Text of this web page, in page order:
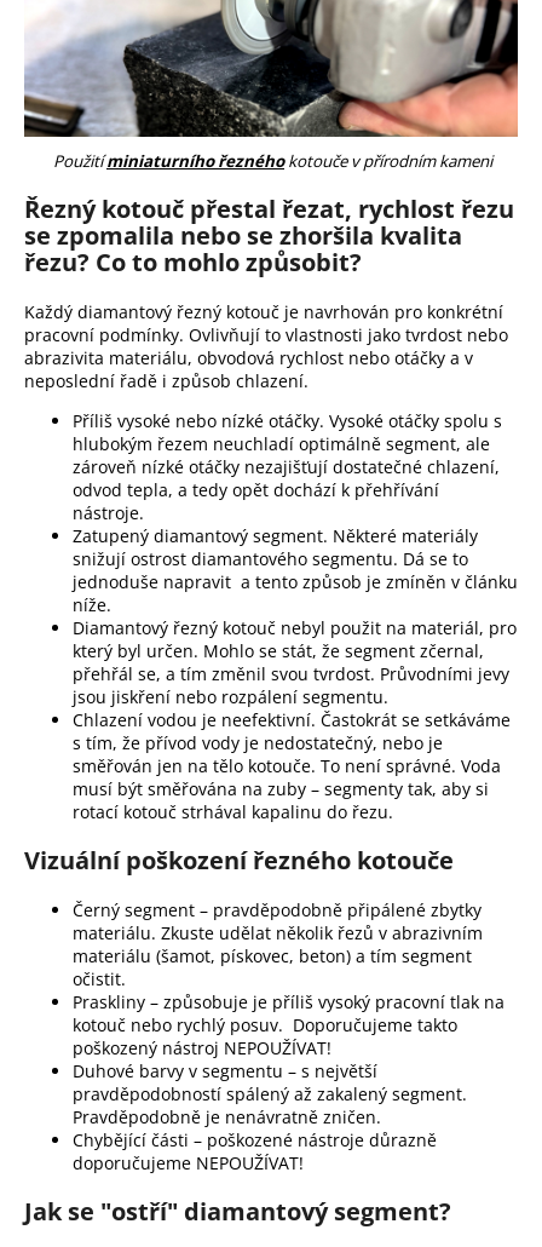
Použitíminiaturního řeznéhokotouče v přírodním kameni
Řezný kotouč přestal řezat, rychlost řezu
se zpomalila nebo se zhoršila kvalita
řezu? Co to mohlo způsobit?
Každý diamantový řezný kotouč je navrhován pro konkrétní
pracovní podmínky. Ovlivňují to vlastnosti jako tvrdost nebo
abrazivita materiálu, obvodová rychlost nebo otáčky a v
neposlední řadě i způsob chlazení.
Příliš vysoké nebo nízké otáčky. Vysoké otáčky spolu s
hlubokým řezem neuchladí optimálně segment, ale
zároveň nízké otáčky nezajišťují dostatečné chlazení,
odvod tepla, a tedy opět dochází k přehřívání
nástroje.
Zatupený diamantový segment. Některé materiály
snižují ostrost diamantového segmentu. Dá se to
jednoduše napravit a tento způsob je zmíněn v článku
níže.
Diamantový řezný kotouč nebyl použit na materiál, pro
který byl určen. Mohlo se stát, že segment zčernal,
přehřál se, a tím změnil svou tvrdost. Průvodními jevy
jsou jiskření nebo rozpálení segmentu.
Chlazení vodou je neefektivní. Častokrát se setkáváme
s tím, že přívod vody je nedostatečný, nebo je
směřován jen na tělo kotouče. To není správné. Voda
musí být směřována na zuby – segmenty tak, aby si
rotací kotouč strhával kapalinu do řezu.
Vizuální poškození řezného kotouče
Černý segment – pravděpodobně připálené zbytky
materiálu. Zkuste udělat několik řezů v abrazivním
materiálu (šamot, pískovec, beton) a tím segment
očistit.
Praskliny – způsobuje je příliš vysoký pracovní tlak na
kotouč nebo rychlý posuv. Doporučujeme takto
poškozený nástroj NEPOUŽÍVAT!
Duhové barvy v segmentu – s největší
pravděpodobností spálený až zakalený segment.
Pravděpodobně je nenávratně zničen.
Chybějící části – poškozené nástroje důrazně
doporučujeme NEPOUŽÍVAT!
Jak se "ostří" diamantový segment?